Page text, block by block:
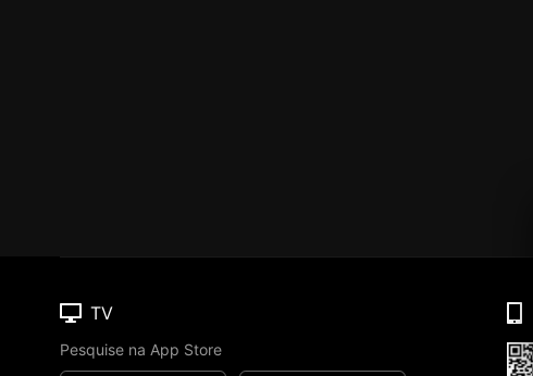
TV
Pesquise na App Store